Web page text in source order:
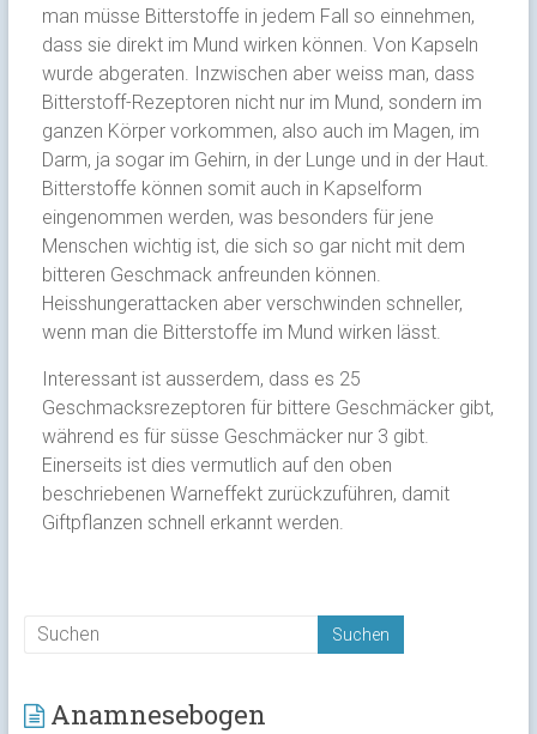
man müsse Bitterstoffe in jedem Fall so einnehmen,
dass sie direkt im Mund wirken können. Von Kapseln
wurde abgeraten. Inzwischen aber weiss man, dass
Bitterstoff-Rezeptoren nicht nur im Mund, sondern im
ganzen Körper vorkommen, also auch im Magen, im
Darm, ja sogar im Gehirn, in der Lunge und in der Haut.
Bitterstoffe können somit auch in Kapselform
eingenommen werden, was besonders für jene
Menschen wichtig ist, die sich so gar nicht mit dem
bitteren Geschmack anfreunden können.
Heisshungerattacken aber verschwinden schneller,
wenn man die Bitterstoffe im Mund wirken lässt.
Interessant ist ausserdem, dass es 25
Geschmacksrezeptoren für bittere Geschmäcker gibt,
während es für süsse Geschmäcker nur 3 gibt.
Einerseits ist dies vermutlich auf den oben
beschriebenen Warneffekt zurückzuführen, damit
Giftpflanzen schnell erkannt werden.
Anamnesebogen